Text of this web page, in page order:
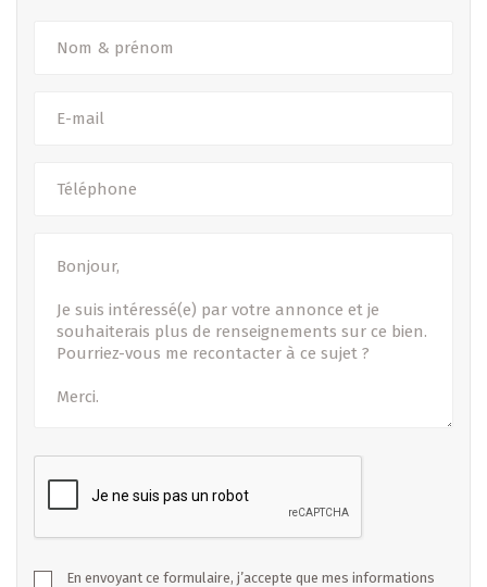
En envoyant ce formulaire, j’accepte que mes informations